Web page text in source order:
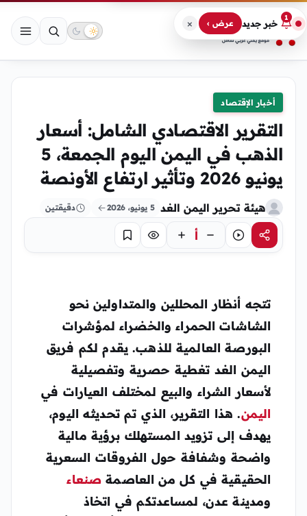
أخبار الإقتصاد
التقرير الاقتصادي الشامل: أسعار
الذهب في اليمن اليوم الجمعة، 5
يونيو 2026 وتأثير ارتفاع الأونصة
هيئة تحرير اليمن الغد 5 يونيو، 2026 دقيقتين
مشاركةاستماع أ تركيز حفظ
تتجه أنظار المحللين والمتداولين نحو
الشاشات الحمراء والخضراء لمؤشرات
البورصة العالمية للذهب. يقدم لكم فريق
اليمن الغد تغطية حصرية وتفصيلية
لأسعار الشراء والبيع لمختلف العيارات في
اليمن. هذا التقرير، الذي تم تحديثه اليوم،
يهدف إلى تزويد المستهلك برؤية مالية
واضحة وشفافة حول الفروقات السعرية
الحقيقية في كل من العاصمةصنعاء
ومدينة عدن، لمساعدتكم في اتخاذ
1
خبر جديد عرض › ×